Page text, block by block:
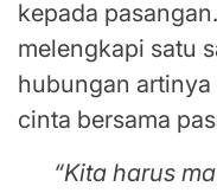
kepada
melengkapi satu
hubungan
cinta bersama
“Kita harus